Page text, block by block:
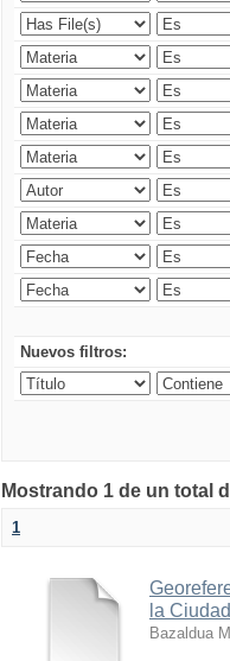
Nuevos filtros:
Mostrando 1 de un total
1
la
Bazaldua